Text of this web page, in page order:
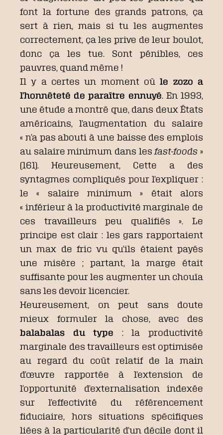
font la fortune des grands patrons, ça
sert à rien, mais si tu les augmentes
correctement, ça les prive de leur boulot,
donc ça les tue. Sont pénibles, ces
pauvres, quand même !
Il y a certes un moment oùle zozo a
l’honnêteté de paraître ennuyé . En 1993,
une étude a montré que, dans deux États
américains, l’augmentation du salaire
« n’a pas abouti à une baisse des emplois
au salaire minimum dans les fast-foods »
(161). Heureusement, Cette a des
syntagmes compliqués pour l’expliquer :
le « salaire minimum » était alors
« inférieur à la productivité marginale de
ces travailleurs peu qualifiés ». Le
principe est clair : les gars rapportaient
un max de fric vu qu’ils étaient payés
une misère ; partant, la marge était
suffisante pour les augmenter un chouïa
sans les devoir licencier.
Heureusement, on peut sans doute
mieux formuler la chose, avec des
balabalas du type : la productivité
marginale des travailleurs est optimisée
au regard du coût relatif de la main
d’œuvre rapportée à l’extension de
l’opportunité d’externalisation indexée
sur l’effectivité du référencement
fiduciaire, hors situations spécifiques
liées à la particularité d’un décile dont il